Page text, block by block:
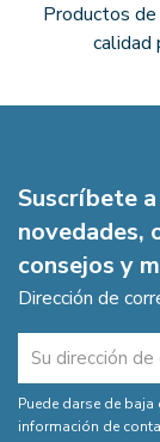
Productos
calidad
Suscríbete
novedades,
consejos y
Dirección de
Puede darse de
información de